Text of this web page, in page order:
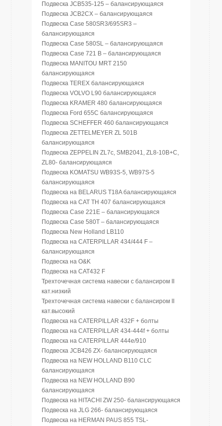
Подвеска JCB535-125 – балансирующаяся
Подвеска JCB2CX – балансирующаяся
Подвеска Case 580SR3/695SR3 –
балансирующаяся
Подвеска Case 580SL – балансирующаяся
Подвеска Case 721 B – балансирующаяся
Подвеска MANITOU MRT 2150
балансирующаяся
Подвеска TEREX балансирующаяся
Подвеска VOLVO L90 балансирующаяся
Подвеска KRAMER 480 балансирующаяся
Подвеска Ford 655C балансирующаяся
Подвеска SCHEFFER 460 балансирующаяся
Подвеска ZETTELMEYER ZL 501B
балансирующаяся
Подвеска ZEPPELIN ZL7c, SMB2041, ZL8-10B+C,
ZL80- балансирующаяся
Подвеска KOMATSU WB93S-5, WB97S-5
балансирующаяся
Подвеска на BELARUS T18A балансирующаяся
Подвеска на CAT TH 407 балансирующаяся
Подвеска Case 221E – балансирующаяся
Подвеска Case 580T – балансирующаяся
Подвеска New Holland LB110
Подвеска на CATERPILLAR 434/444 F –
балансирующаяся
Подвеска на O&K
Подвеска на CAT432 F
Трехточечная система навески с балансиром II
кат.низкий
Трехточечная система навески с балансиром II
кат.высокий
Подвеска на CATERPILLAR 432F + болты
Подвеска на CATERPILLAR 434-444f + болты
Подвеска на CATERPILLAR 444e/910
Подвеска JCB426 ZX- балансирующаяся
Подвеска на NEW HOLLAND B110 CLC
балансирующаяся
Подвеска на NEW HOLLAND B90
балансирующаяся
Подвеска на HITACHI ZW 250- балансирующаяся
Подвеска на JLG 266- балансирующаяся
Подвеска на HERMAN PAUS 855 TSL-